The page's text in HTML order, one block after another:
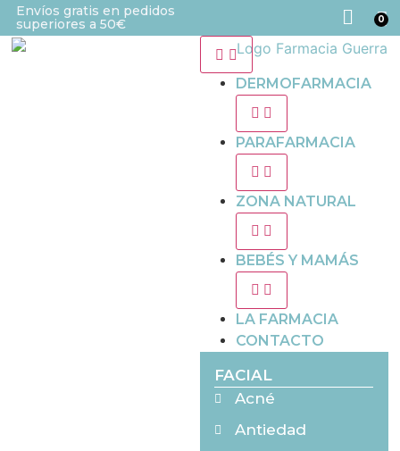
Envíos gratis en pedidos
superiores a 50€
0
DERMOFARMACIA
PARAFARMACIA
ZONA NATURAL
BEBÉS Y MAMÁS
LA FARMACIA
CONTACTO
FACIAL
Acné
Antiedad